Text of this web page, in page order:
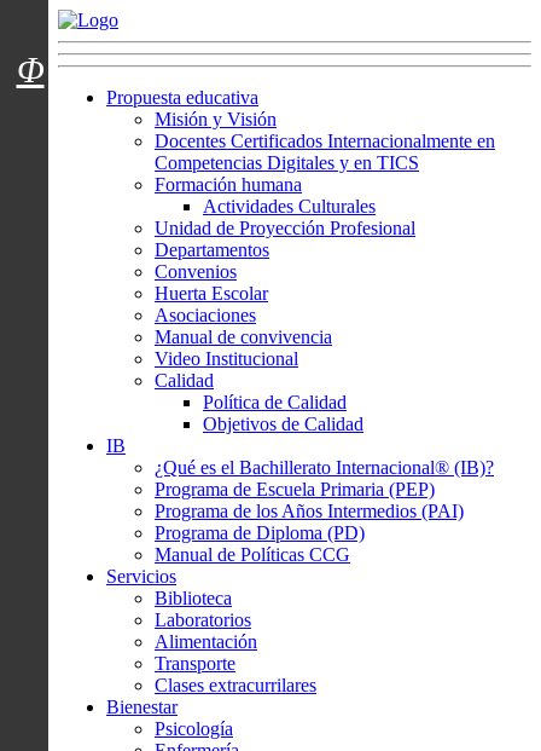
Menú usuarios
Propuesta educativa
Misión y Visión
Docentes Certificados Internacionalmente en
Competencias Digitales y en TICS
Formación humana
Actividades Culturales
Unidad de Proyección Profesional
Departamentos
Convenios
Huerta Escolar
Asociaciones
Manual de convivencia
Video Institucional
Calidad
Política de Calidad
Objetivos de Calidad
IB
¿Qué es el Bachillerato Internacional® (IB)?
Programa de Escuela Primaria (PEP)
Programa de los Años Intermedios (PAI)
Programa de Diploma (PD)
Manual de Políticas CCG
Servicios
Biblioteca
Laboratorios
Alimentación
Transporte
Clases extracurrilares
Bienestar
Psicología
Φ